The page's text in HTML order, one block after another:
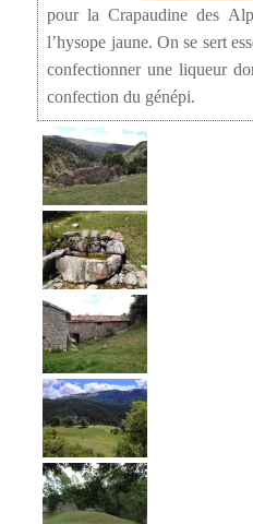
pour la Crapaudine des
l’hysope jaune. On se sert
confectionner une liqueur
confection du génépi.